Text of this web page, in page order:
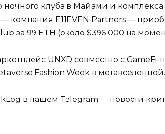
ночного клуба в Майами и
— компания E11EVEN Partners —
за 99 ETH (около $396 000 на
UNXD совместно с GameFi-
Fashion Week в метавселенной.
в нашем Telegram — новости